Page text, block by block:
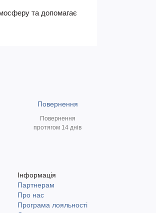
та допомагає
Повернення
Повернення
протягом 14 днів
Інформація
Партнерам
Про нас
Програма лояльності